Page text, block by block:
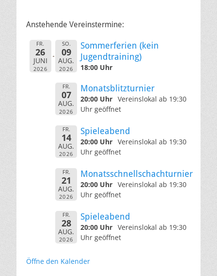
Anstehende Vereinstermine:
FR.
26
JUNI
2026
SO.
09
AUG.
2026
Sommerferien (kein
Jugendtraining)
18:00 Uhr
FR.
07
AUG.
2026
Monatsblitzturnier
20:00 Uhr Vereinslokal ab 19:30
Uhr geöffnet
FR.
14
AUG.
2026
Spieleabend
20:00 Uhr Vereinslokal ab 19:30
Uhr geöffnet
FR.
21
AUG.
2026
Monatsschnellschachturnier
20:00 Uhr Vereinslokal ab 19:30
Uhr geöffnet
FR.
28
AUG.
2026
Spieleabend
20:00 Uhr Vereinslokal ab 19:30
Uhr geöffnet
Öffne den Kalender